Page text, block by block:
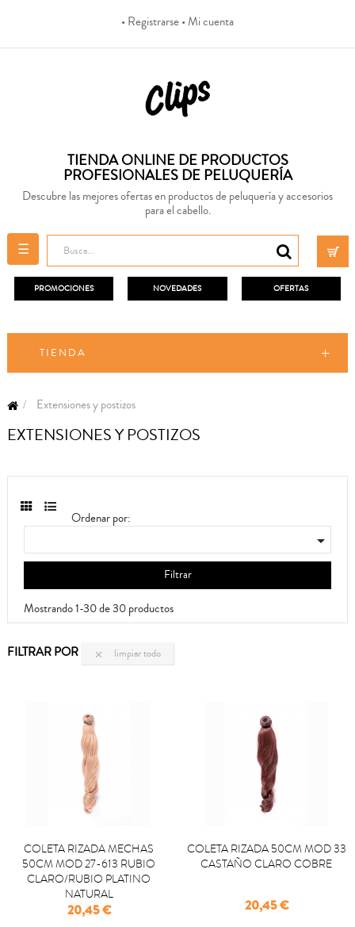
• Registrarse• Mi cuenta
TIENDA ONLINE DE PRODUCTOS
PROFESIONALES DE PELUQUERÍA
Descubre las mejores ofertas en productos de peluquería y accesorios
para el cabello.
Navegación
de
palanca
☰
PROMOCIONES NOVEDADES OFERTAS
TIENDA
Extensiones y postizos
EXTENSIONES Y POSTIZOS
Ordenar por:

Filtrar
Mostrando 1-30 de 30 productos
FILTRAR POR  limpiar todo
COLETA RIZADA MECHAS
50CM MOD 27-613 RUBIO
CLARO/RUBIO PLATINO
NATURAL
Precio
20,45 €
COLETA RIZADA 50CM MOD 33
CASTAÑO CLARO COBRE
Precio
20,45 €